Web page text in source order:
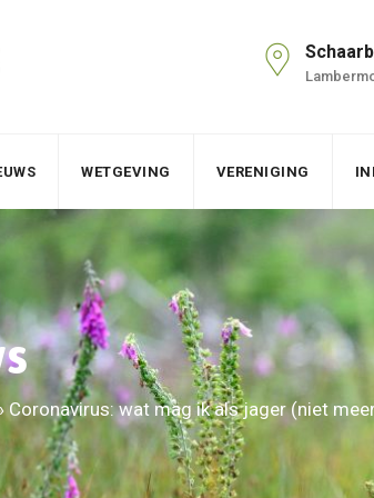
WETGEVING VERENIGING
Coronavirus: wat mag ik als jager (niet